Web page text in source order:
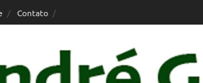
Contato